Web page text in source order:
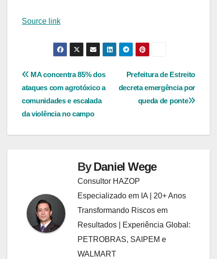
Source link
Navegação
de
Post
Prefeitura de Estreito
decreta emergência por
queda de ponte
MA concentra 85% dos
ataques com agrotóxico a
comunidades e escalada
da violência no campo
ByDaniel Wege
Consultor HAZOP
Especializado em IA | 20+ Anos
Transformando Riscos em
Resultados | Experiência Global:
PETROBRAS, SAIPEM e
WALMART